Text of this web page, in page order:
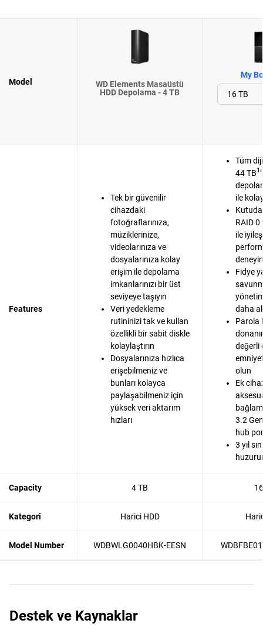
Model
WD Elements Masaüstü
HDD Depolama - 4 TB
My
Features
Tek bir güvenilir
cihazdaki
fotoğraflarınıza,
müziklerinize,
videolarınıza ve
dosyalarınıza kolay
erişim ile depolama
imkanlarınızı bir üst
seviyeye taşıyın
Veri yedekleme
rutininizi tak ve kullan
özellikli bir sabit diskle
kolaylaştırın
Dosyalarınıza hızlıca
erişebilmeniz ve
bunları kolayca
paylaşabilmeniz için
yüksek veri aktarım
hızları
Tüm
44 TB1
ile
RAID 0
ile
Fidye
daha
Parola
değerli
olun
Ek
3.2
hub
3 yıl
Capacity 4 TB
Kategori Harici HDD
Model Number WDBWLG0040HBK-EESN
Destek ve Kaynaklar